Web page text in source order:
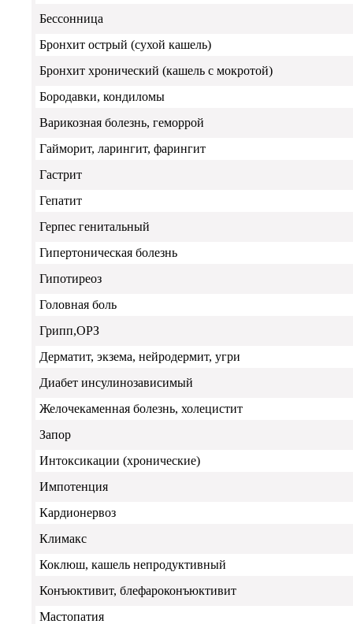
Бессонница
Бронхит острый (сухой кашель)
Бронхит хронический (кашель с мокротой)
Бородавки, кондиломы
Варикозная болезнь, геморрой
Гайморит, ларингит, фарингит
Гастрит
Гепатит
Герпес генитальный
Гипертоническая болезнь
Гипотиреоз
Головная боль
Грипп,ОРЗ
Дерматит, экзема, нейродермит, угри
Диабет инсулинозависимый
Желочекаменная болезнь, холецистит
Запор
Интоксикации (хронические)
Импотенция
Кардионервоз
Климакс
Коклюш, кашель непродуктивный
Конъюктивит, блефароконъюктивит
Мастопатия